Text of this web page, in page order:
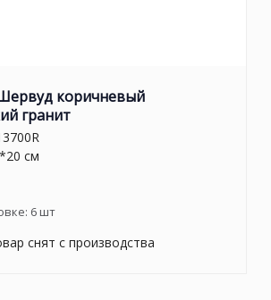
коричневый
гранит
см
6шт
снят с производства